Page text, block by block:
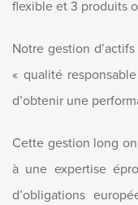
flexible et 3 produits
Notre gestion
« qualité
d’obtenir une
Cette gestion long
à une expertise
d’obligations